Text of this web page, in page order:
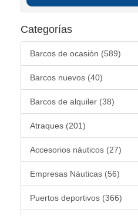
Categorías
Barcos de ocasión (589)
Barcos nuevos (40)
Barcos de alquiler (38)
Atraques (201)
Accesorios náuticos (27)
Empresas Náuticas (56)
Puertos deportivos (366)